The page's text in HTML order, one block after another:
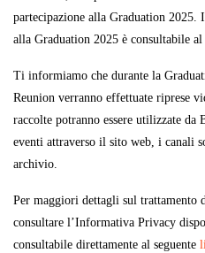
partecipazione alla Graduation
alla Graduation 2025 è consultabile al
Ti informiamo che durante la
Reunion verranno effettuate riprese
raccolte potranno essere utilizzate
eventi attraverso il sito web, i canali
archivio.
Per maggiori dettagli sul trattamento
consultare l’Informativa Privacy
consultabile direttamente al seguente